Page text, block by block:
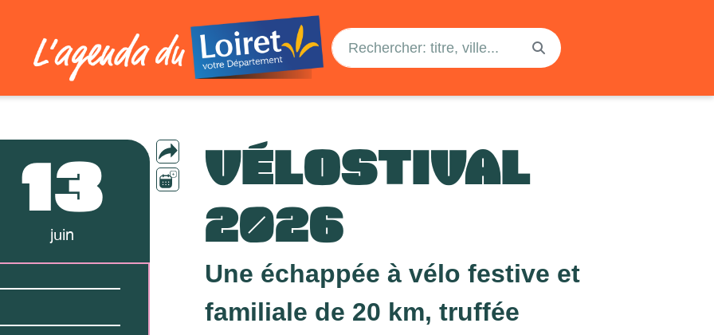
VÉLOSTIVAL
2026
13
juin
Une échappée à vélo festive et
familiale de 20 km, truffée